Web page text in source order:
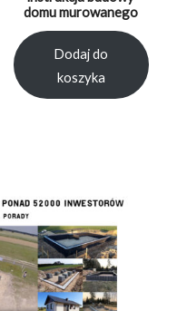
domu murowanego
Dodaj do
koszyka